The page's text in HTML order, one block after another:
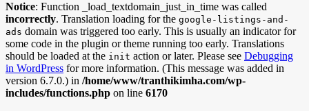
Notice: Function _load_textdomain_just_in_time was called
incorrectly. Translation loading for the google-listings-and-
ads domain was triggered too early. This is usually an indicator for
some code in the plugin or theme running too early. Translations
should be loaded at the init action or later. Please see Debugging
in WordPress for more information. (This message was added in
version 6.7.0.) in /home/www/tranthikimha.com/wp-
includes/functions.php on line 6170